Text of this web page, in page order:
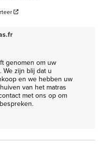
zijn blij dat u
en we hebben uw
van het matras
met ons op om